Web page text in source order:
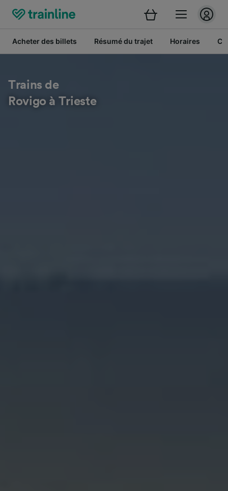
Acheter des billets Résumé du trajet Horaires
Trains de
Rovigo à Trieste